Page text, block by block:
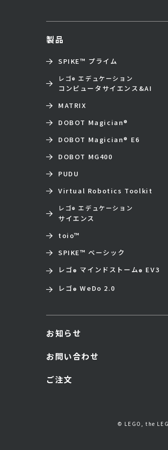
製品
SPIKE™ プライム
レゴ® エデュケーション
コンピュータサイエンス&AI
MATRIX
DOBOT Magician®
DOBOT Magician® E6
DOBOT MG400
PUDU
Virtual Robotics Toolkit
レゴ® エデュケーション
サイエンス
toio™
SPIKE™ ベーシック
レゴ® マインドストーム® EV3
レゴ® WeDo 2.0
お知らせ
お問い合わせ
ご注文
© LEGO, the